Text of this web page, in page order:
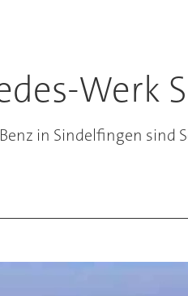
Werk
in Sindelfingen